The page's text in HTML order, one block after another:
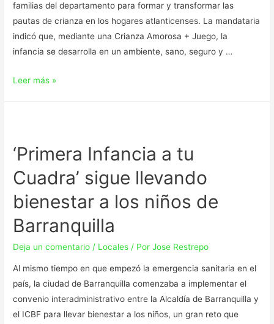
familias del departamento para formar y transformar las
pautas de crianza en los hogares atlanticenses. La mandataria
indicó que, mediante una Crianza Amorosa + Juego, la
infancia se desarrolla en un ambiente, sano, seguro y …
Leer más »
‘Primera Infancia a tu
Cuadra’ sigue llevando
bienestar a los niños de
Barranquilla
Deja un comentario / Locales / PorJose Restrepo
Al mismo tiempo en que empezó la emergencia sanitaria en el
país, la ciudad de Barranquilla comenzaba a implementar el
convenio interadministrativo entre la Alcaldía de Barranquilla y
el ICBF para llevar bienestar a los niños, un gran reto que